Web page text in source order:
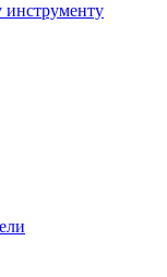
инструменту